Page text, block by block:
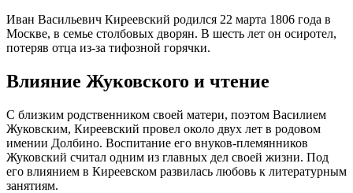
Иван Васильевич Киреевский родился 22 марта 1806 года в
Москве, в семье столбовых дворян. В шесть лет он осиротел,
потеряв отца из-за тифозной горячки.
Влияние Жуковского и чтение
С близким родственником своей матери, поэтом Василием
Жуковским, Киреевский провел около двух лет в родовом
имении Долбино. Воспитание его внуков-племянников
Жуковский считал одним из главных дел своей жизни. Под
его влиянием в Киреевском развилась любовь к литературным
занятиям.